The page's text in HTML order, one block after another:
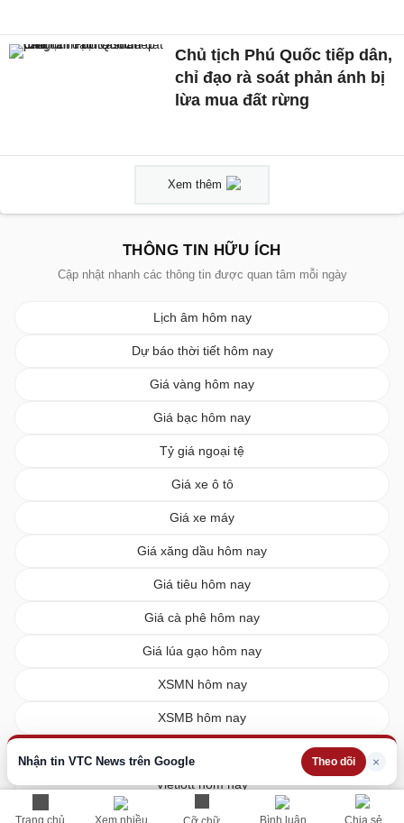
Trang chủ Xem nhiều Bình luận Chia sẻ
Nhận tin VTC News trên Google Theo dõi ×
Chủ tịch Phú Quốc tiếp dân,
chỉ đạo rà soát phản ánh bị
lừa mua đất rừng
Xem thêm
THÔNG TIN HỮU ÍCH
Cập nhật nhanh các thông tin được quan tâm mỗi ngày
Lịch âm hôm nay
Dự báo thời tiết hôm nay
Giá vàng hôm nay
Giá bạc hôm nay
Tỷ giá ngoại tệ
Giá xe ô tô
Giá xe máy
Giá xăng dầu hôm nay
Giá tiêu hôm nay
Giá cà phê hôm nay
Giá lúa gạo hôm nay
XSMN hôm nay
XSMB hôm nay
Vietlott hôm nay